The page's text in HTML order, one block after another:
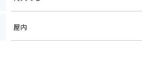
屋内